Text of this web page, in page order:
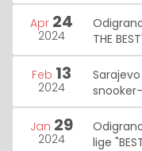
Apr 24
2024
THE
Feb 13
2024
Jan 29
2024
lige